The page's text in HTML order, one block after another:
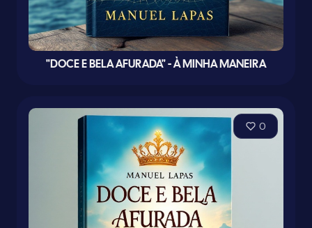
"DOCE E BELA AFURADA" - À MINHA MANEIRA
0